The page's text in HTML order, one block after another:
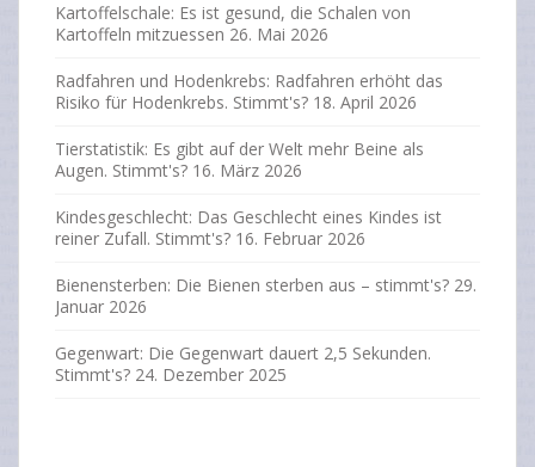
Kartoffelschale: Es ist gesund, die Schalen von
Kartoffeln mitzuessen 26. Mai 2026
Radfahren und Hodenkrebs: Radfahren erhöht das
Risiko für Hodenkrebs. Stimmt's? 18. April 2026
Tierstatistik: Es gibt auf der Welt mehr Beine als
Augen. Stimmt's? 16. März 2026
Kindesgeschlecht: Das Geschlecht eines Kindes ist
reiner Zufall. Stimmt's? 16. Februar 2026
Bienensterben: Die Bienen sterben aus – stimmt's? 29.
Januar 2026
Gegenwart: Die Gegenwart dauert 2,5 Sekunden.
Stimmt's? 24. Dezember 2025